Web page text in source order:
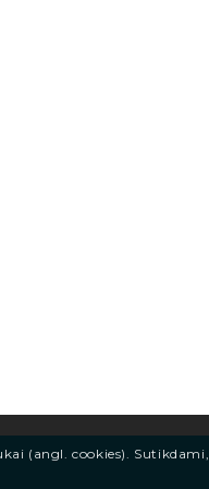
(angl. cookies).